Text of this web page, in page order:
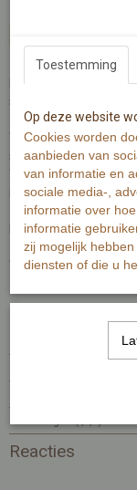
Herfsttafereeltje
schrijfaccessoires.
Wenskaart is gedrukt
structuur.
Wenskaart bevat
informatie van de
De Illustratie is
Wenskaart bevat aan
Reacties
Toestemming
Op deze website
Cookies worden
aanbieden van
van informatie en
sociale media-,
informatie over
informatie
zij mogelijk
diensten of die u